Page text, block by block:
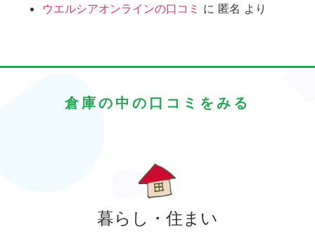
ウエルシアオンラインの口コミ に 匿名 より
倉庫の中の口コミをみる
暮らし・住まい